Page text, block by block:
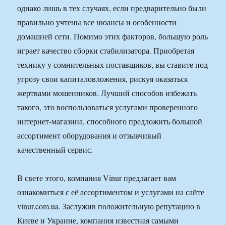
однако лишь в тех случаях, если предварительно были
правильно учтены все нюансы и особенности
домашней сети. Помимо этих факторов, большую роль
играет качество сборки стабилизатора. Приобретая
технику у сомнительных поставщиков, вы ставите под
угрозу свои капиталовложения, рискуя оказаться
жертвами мошенников. Лучший способов избежать
такого, это воспользоваться услугами проверенного
интернет-магазина, способного предложить большой
ассортимент оборудования и отзывчивый
качественный сервис.
В свете этого, компания Vinur предлагает вам
ознакомиться с её ассортиментом и услугами на сайте
vinur.com.ua. Заслужив положительную репутацию в
Киеве и Украине, компания известная самыми